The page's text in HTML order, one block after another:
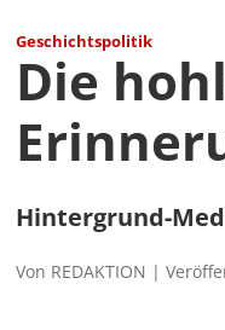
Geschichtspolitik
Die
Hintergrund-
Von REDAKTION |